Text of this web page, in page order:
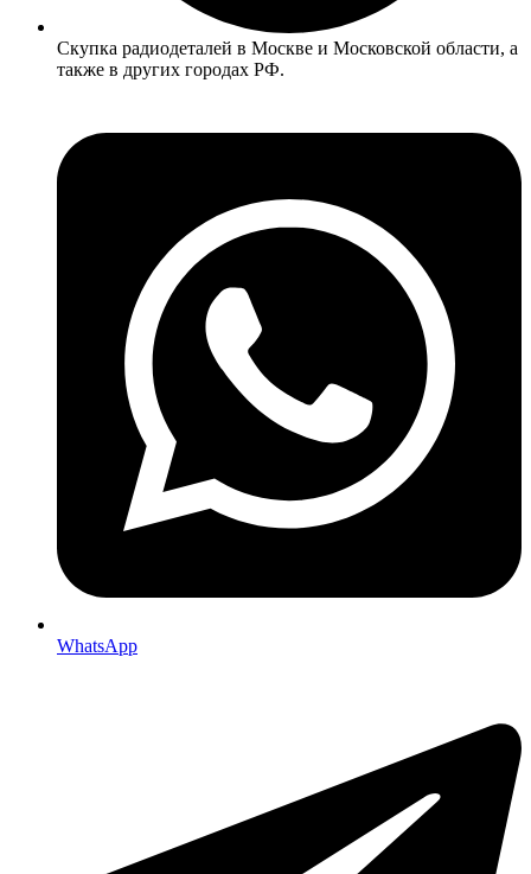
Скупка радиодеталей в Москве и Московской области, а
также в других городах РФ.
WhatsApp